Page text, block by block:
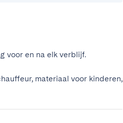
voor en na elk verblijf.
materiaal voor kinderen,